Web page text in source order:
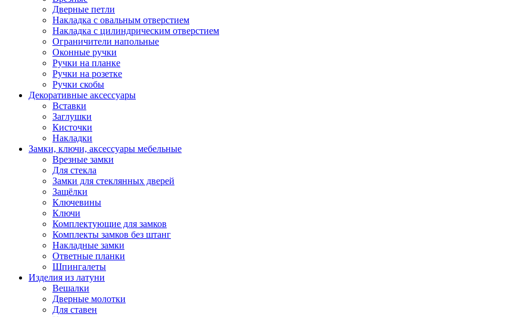
Дверные петли
Накладка с овальным отверстием
Накладка с цилиндрическим отверстием
Ограничители напольные
Оконные ручки
Ручки на планке
Ручки на розетке
Ручки скобы
Декоративные аксессуары
Вставки
Заглушки
Кисточки
Накладки
Замки, ключи, аксессуары мебельные
Врезные замки
Для стекла
Замки для стеклянных дверей
Защёлки
Ключевины
Ключи
Комплектующие для замков
Комплекты замков без штанг
Накладные замки
Ответные планки
Шпингалеты
Изделия из латуни
Вешалки
Дверные молотки
Для ставен